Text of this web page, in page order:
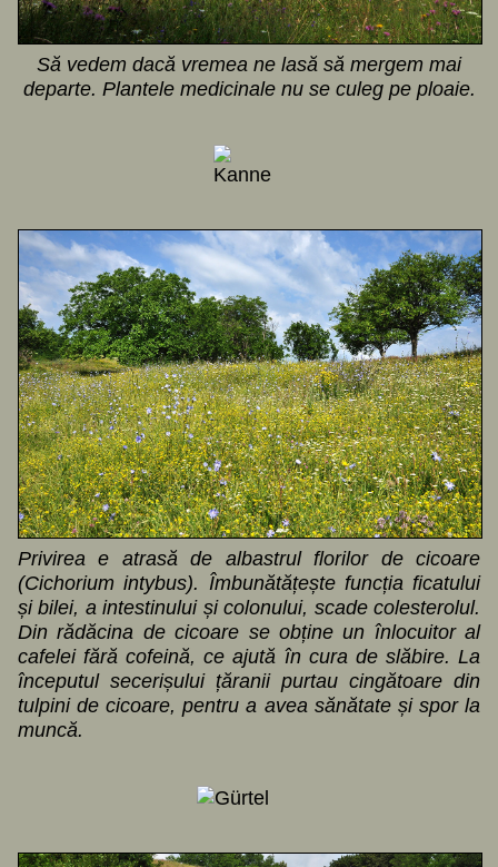
Să vedem dacă vremea ne lasă să mergem mai
departe. Plantele medicinale nu se culeg pe ploaie.
Privirea e atrasă de albastrul florilor de cicoare
(Cichorium intybus). Îmbunătățește funcția ficatului
și bilei, a intestinului și colonului, scade colesterolul.
Din rădăcina de cicoare se obține un înlocuitor al
cafelei fără cofeină, ce ajută în cura de slăbire. La
începutul secerișului țăranii purtau cingătoare din
tulpini de cicoare, pentru a avea sănătate și spor la
muncă.